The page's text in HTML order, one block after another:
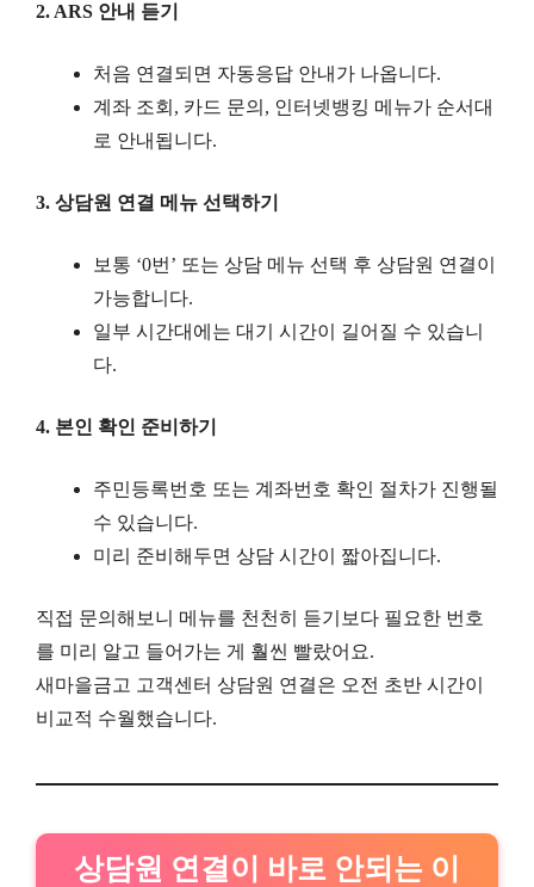
2. ARS 안내 듣기
처음 연결되면 자동응답 안내가 나옵니다.
계좌 조회, 카드 문의, 인터넷뱅킹 메뉴가 순서대
로 안내됩니다.
3. 상담원 연결 메뉴 선택하기
보통 ‘0번’ 또는 상담 메뉴 선택 후 상담원 연결이
가능합니다.
일부 시간대에는 대기 시간이 길어질 수 있습니
다.
4. 본인 확인 준비하기
주민등록번호 또는 계좌번호 확인 절차가 진행될
수 있습니다.
미리 준비해두면 상담 시간이 짧아집니다.
직접 문의해보니 메뉴를 천천히 듣기보다 필요한 번호
를 미리 알고 들어가는 게 훨씬 빨랐어요.
새마을금고 고객센터 상담원 연결은 오전 초반 시간이
비교적 수월했습니다.
상담원 연결이 바로 안되는 이